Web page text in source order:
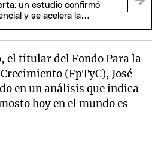
un estudio confirmó
y se acelera la
el titular del Fondo Para la
(FpTyC), José
en un análisis que indica
hoy en el mundo es